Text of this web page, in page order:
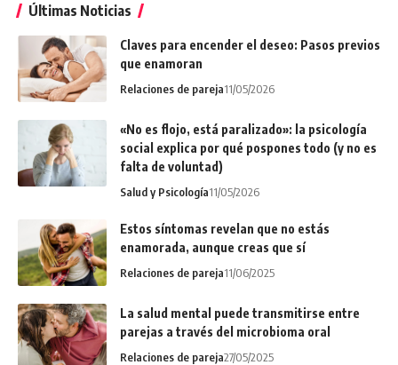
Últimas Noticias
Claves para encender el deseo: Pasos previos
que enamoran
Relaciones de pareja11/05/2026
«No es flojo, está paralizado»: la psicología
social explica por qué pospones todo (y no es
falta de voluntad)
Salud y Psicología11/05/2026
Estos síntomas revelan que no estás
enamorada, aunque creas que sí
Relaciones de pareja11/06/2025
La salud mental puede transmitirse entre
parejas a través del microbioma oral
Relaciones de pareja27/05/2025